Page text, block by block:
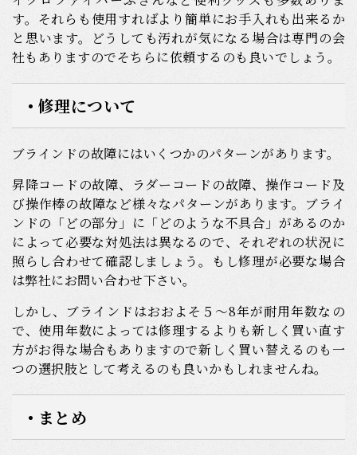
す。それらも使用すればより簡単にお手入れも出来るか
と思います。どうしても汚れが気になる場合は専門の会
社もありますのでそちらに依頼するのも良いでしょう。
• 修理について
ブラインドの故障にはいくつかのパターンがあります。
昇降コードの故障、ラダーコードの故障、操作コード及
び操作棒の故障など様々なパターンがあります。ブライ
ンドの「どの部分」に「どのような不具合」があるのか
によって必要な対処法は異なるので、それぞれの状況に
照らし合わせて確認しましょう。もし修理が必要な場合
は弊社にお問い合わせ下さい。
しかし、ブラインドはおおよそ５～8年が耐用年数なの
で、使用年数によっては修理するよりも新しく買い直す
方がお得な場合もありますので新しく買い替えるのも一
つの選択肢として考えるのも良いかもしれませんね。
• まとめ